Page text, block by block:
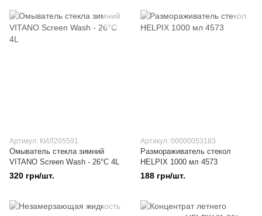
Артикул: КИЛ205591
Омыватель стекла зимний
VITANO Screen Wash - 26°C 4L
320 грн/шт.
Артикул: 00000053183
Размораживатель стекол
HELPIX 1000 мл 4573
188 грн/шт.